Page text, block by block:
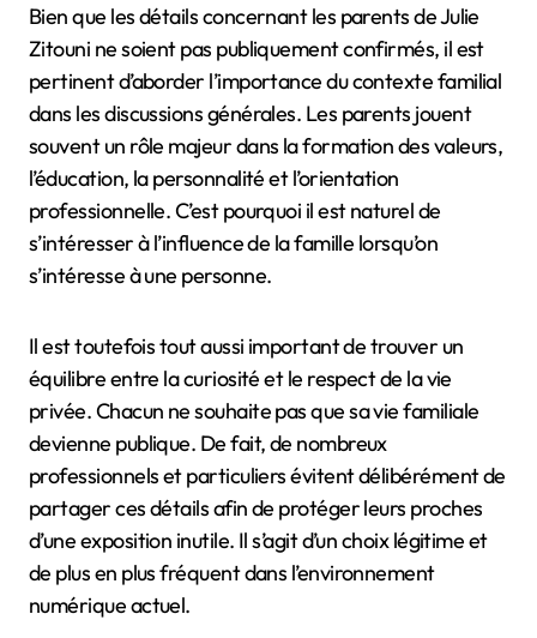
Bien que les détails concernant les parents de Julie
Zitouni ne soient pas publiquement confirmés, il est
pertinent d’aborder l’importance du contexte familial
dans les discussions générales. Les parents jouent
souvent un rôle majeur dans la formation des valeurs,
l’éducation, la personnalité et l’orientation
professionnelle. C’est pourquoi il est naturel de
s’intéresser à l’influence de la famille lorsqu’on
s’intéresse à une personne.
Il est toutefois tout aussi important de trouver un
équilibre entre la curiosité et le respect de la vie
privée. Chacun ne souhaite pas que sa vie familiale
devienne publique. De fait, de nombreux
professionnels et particuliers évitent délibérément de
partager ces détails afin de protéger leurs proches
d’une exposition inutile. Il s’agit d’un choix légitime et
de plus en plus fréquent dans l’environnement
numérique actuel.